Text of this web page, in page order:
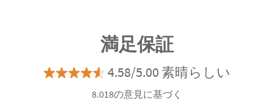
満足保証
4.58/5.00 素晴らしい
8.018の意見に基づく